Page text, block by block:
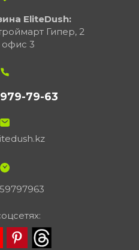
EliteDush:
Гипер, 2
офис 3
79-63